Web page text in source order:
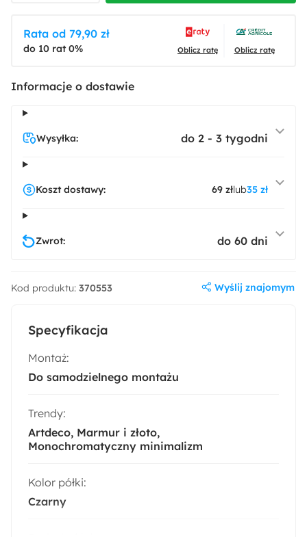
Specyfikacja
Montaż:
Do samodzielnego montażu
Trendy:
Artdeco Marmur i złoto
Monochromatyczny minimalizm
Kolor półki:
Czarny
Rata od 79,90 zł
do 10 rat 0% Oblicz ratę Oblicz ratę
Informacje o dostawie
Wysyłka: do 2 - 3 tygodni
Koszt dostawy: 69 złlub35 zł
Zwrot: do 60 dni
Kod produktu: 370553 Wyślij znajomym